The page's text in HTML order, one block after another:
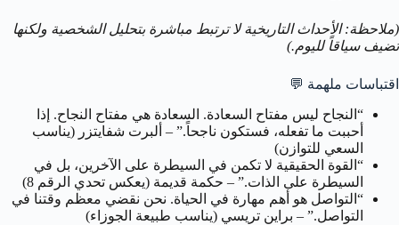
(ملاحظة: الأحداث التاريخية لا ترتبط مباشرة بتحليل الشخصية ولكنها
تضيف سياقاً لليوم.)
اقتباسات ملهمة 💬
“النجاح ليس مفتاح السعادة. السعادة هي مفتاح النجاح. إذا
أحببت ما تفعله، فستكون ناجحاً.” – ألبرت شفايتزر (يناسب
السعي للتوازن)
“القوة الحقيقية لا تكمن في السيطرة على الآخرين، بل في
السيطرة على الذات.” – حكمة قديمة (يعكس تحدي الرقم 8)
“التواصل هو أهم مهارة في الحياة. نحن نقضي معظم وقتنا في
التواصل.” – براين تريسي (يناسب طبيعة الجوزاء)